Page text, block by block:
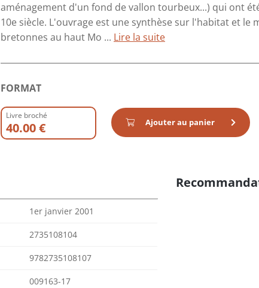
aménagement d'un fond de vallon tourbeux...) qui ont
10e siècle. L'ouvrage est une synthèse sur l'habitat et le
bretonnes au haut Mo ... Lire la suite
FORMAT
Livre broché
40.00 € Ajouter au panier
1er janvier 2001
2735108104
9782735108107
009163-17